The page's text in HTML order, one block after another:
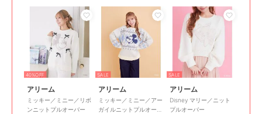
40%OFF
アリーム
ミッキー／ミニー／リボ
ンニットプルオーバー
SALE
アリーム
ミッキー／ミニー／アー
ガイルニットプルオーバ
SALE
アリーム
Disney マリー／ニット
プルオーバー